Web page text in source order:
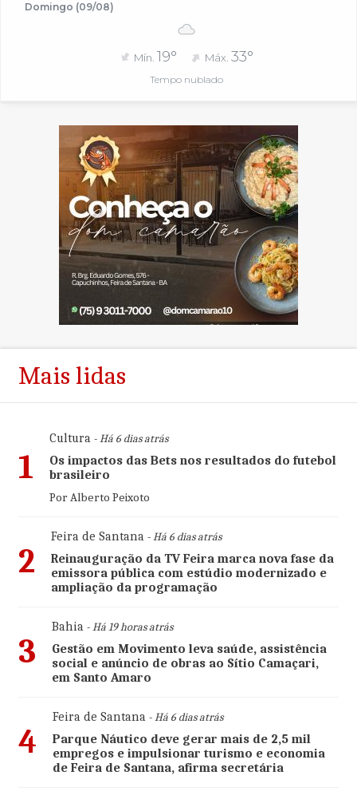
Domingo (09/08)
Mín. 19° Máx. 33°
Tempo nublado
Mais lidas
1
Cultura- Há 6 dias atrás
Os impactos das Bets nos resultados do futebol
brasileiro
Por Alberto Peixoto
2
Feira de Santana- Há 6 dias atrás
Reinauguração da TV Feira marca nova fase da
emissora pública com estúdio modernizado e
ampliação da programação
3
Bahia- Há 19 horas atrás
Gestão em Movimento leva saúde, assistência
social e anúncio de obras ao Sítio Camaçari,
em Santo Amaro
4
Feira de Santana- Há 6 dias atrás
Parque Náutico deve gerar mais de 2,5 mil
empregos e impulsionar turismo e economia
de Feira de Santana, afirma secretária